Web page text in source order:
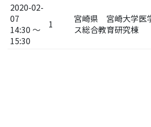
2020-02-
07
14:30 ～
15:30
1
宮崎県 宮崎大学医
ス総合教育研究棟